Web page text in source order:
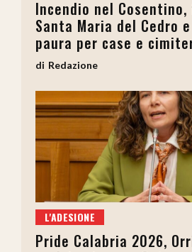
Incendio nel
Santa Maria del Cedro
paura per case e
Redazione
L'ADESIONE
Pride Calabria 2026,